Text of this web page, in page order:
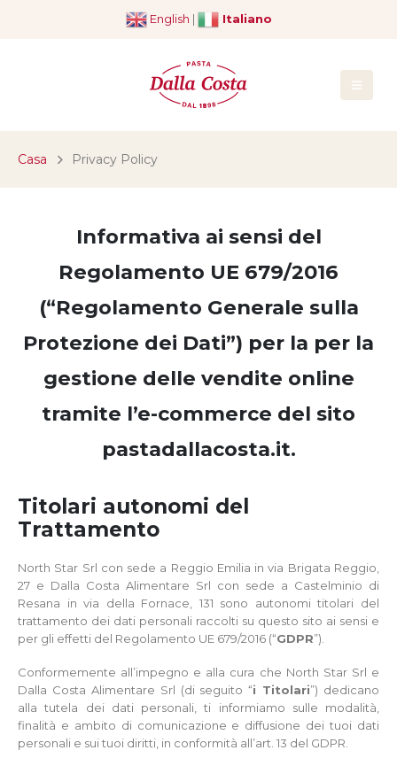
English | Italiano
Casa Privacy Policy
Informativa ai sensi del
Regolamento UE 679/2016
(“Regolamento Generale sulla
Protezione dei Dati”) per la per la
gestione delle vendite online
tramite l’e-commerce del sito
pastadallacosta.it.
Titolari autonomi del
Trattamento
North Star Srl con sede a Reggio Emilia in via Brigata Reggio,
27 e Dalla Costa Alimentare Srl con sede a Castelminio di
Resana in via della Fornace, 131 sono autonomi titolari del
trattamento dei dati personali raccolti su questo sito ai sensi e
per gli effetti del Regolamento UE 679/2016 (“GDPR”).
Conformemente all’impegno e alla cura che North Star Srl e
Dalla Costa Alimentare Srl (di seguito “i Titolari”) dedicano
alla tutela dei dati personali, ti informiamo sulle modalità,
finalità e ambito di comunicazione e diffusione dei tuoi dati
personali e sui tuoi diritti, in conformità all’art. 13 del GDPR.